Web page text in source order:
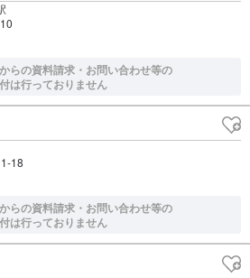
らの資料請求・お問い合わせ等の
は行っておりません
18
らの資料請求・お問い合わせ等の
は行っておりません